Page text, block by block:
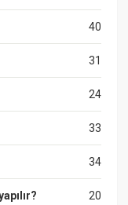
40
31
24
33
34
20